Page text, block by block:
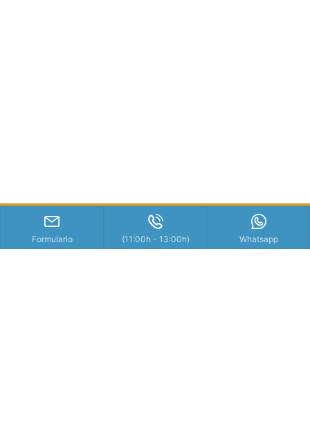
Formulario (11:00h - 13:00h) Whatsapp